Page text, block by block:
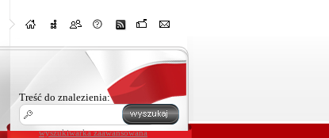
Treść do znalezienia:
wyszukiwarka zaawansowana